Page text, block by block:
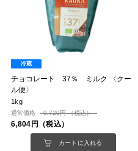
冷蔵
チョコレート 37％ ミルク 〈クー
ル便〉
1kg
通常価格 9,720円 （税込）
6,804円（税込）
カートに入れる